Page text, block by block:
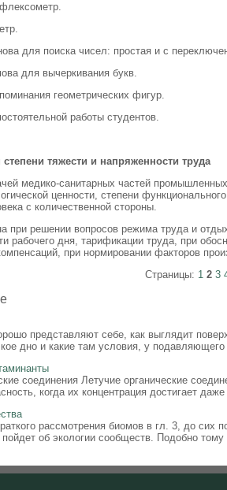
для поиска чисел: простая и с
для вычеркивания букв.
геометрических фигур.
работы студентов.
тяжести и напряженности труда
медико-санитарных частей
ценности, степени
с количественной стороны.
при решении вопросов режима труда и
рабочего дня, тарификации труда, при
при нормировании факторов
Страницы: 1 2 3
представляют себе, как выглядит
дно и какие там условия, у подавляющего
соединения Летучие органические
когда их концентрация достигает
рассмотрения биомов в гл. 3, до сих
пойдет об экологии сообществ. Подобно